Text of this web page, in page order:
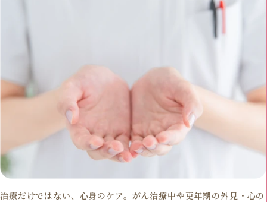
治療だけではない、心身のケア。がん治療中や更年期の外見・心の